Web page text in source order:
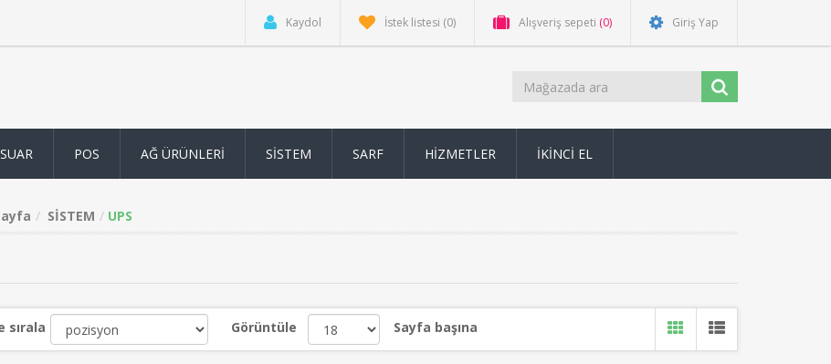
Kaydol İstek listesi (0) Alışveriş sepeti (0) Giriş Yap
POS AĞ ÜRÜNLERİ SİSTEM SARF HİZMETLER İKİNCİ EL
SİSTEM UPS
sırala Görüntüle Sayfa başına